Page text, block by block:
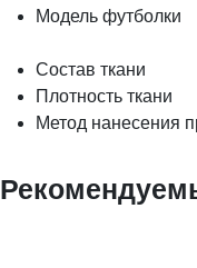
Модель футболки
Состав ткани
Плотность ткани
Метод нанесения